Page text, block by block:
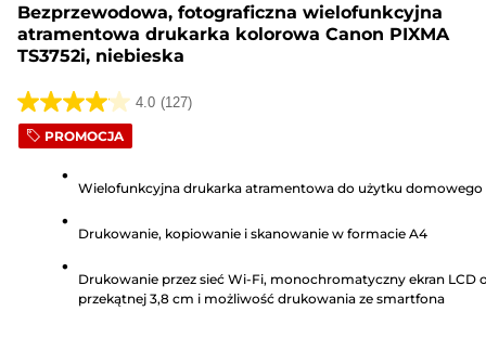
Bezprzewodowa, fotograficzna wielofunkcyjna
atramentowa drukarka kolorowa Canon PIXMA
TS3752i, niebieska
4.0 (127)
4.0
na
gwiazdek.
Recenzji
PROMOCJA
Wielofunkcyjna drukarka atramentowa do użytku domowego
Drukowanie, kopiowanie i skanowanie w formacie A4
Drukowanie przez sieć Wi-Fi, monochromatyczny ekran LCD
przekątnej 3,8 cm i możliwość drukowania ze smartfona